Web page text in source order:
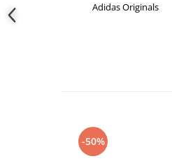
Adidas Originals
-50%